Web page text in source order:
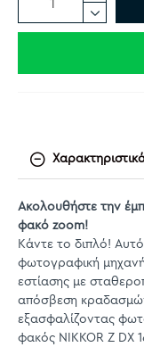
Ακολουθήστε την
φακό zoom!
Κάντε το διπλό!
φωτογραφική
εστίασης με
απόσβεση
εξασφαλίζοντας
φακός NIKKOR Z DX